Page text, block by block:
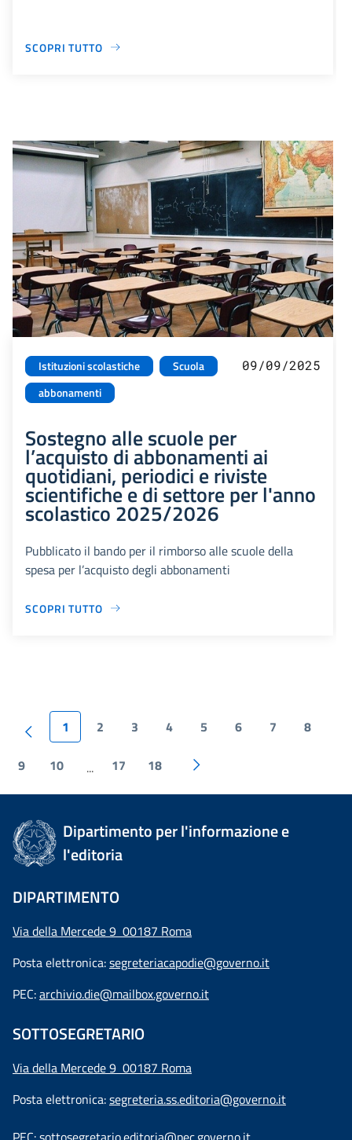
SCOPRI TUTTO
Istituzioni scolastiche
Scuola
abbonamenti
09/09/2025
Sostegno alle scuole per
l’acquisto di abbonamenti ai
quotidiani, periodici e riviste
scientifiche e di settore per l'anno
scolastico 2025/2026
Pubblicato il bando per il rimborso alle scuole della
spesa per l’acquisto degli abbonamenti
SCOPRI TUTTO
1 2 3 4 5 6 7 8
9 10 ... 17 18
Dipartimento per l'informazione e
l'editoria
DIPARTIMENTO
Via della Mercede 9 00187 Roma
Posta elettronica:segreteriacapodie@governo.it
PEC:archivio.die@mailbox.governo.it
SOTTOSEGRETARIO
Via della Mercede 9 00187 Roma
Posta elettronica:segreteria.ss.editoria@governo.it